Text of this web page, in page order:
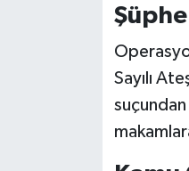
Sayılı